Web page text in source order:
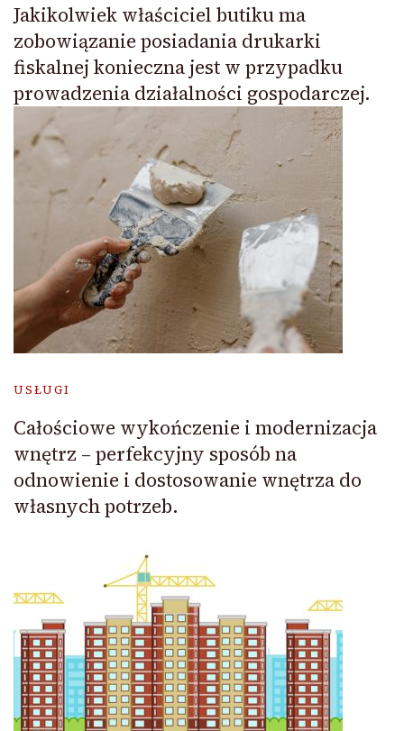
Jakikolwiek właściciel butiku ma
zobowiązanie posiadania drukarki
fiskalnej konieczna jest w przypadku
prowadzenia działalności gospodarczej.
USŁUGI
Całościowe wykończenie i modernizacja
wnętrz – perfekcyjny sposób na
odnowienie i dostosowanie wnętrza do
własnych potrzeb.